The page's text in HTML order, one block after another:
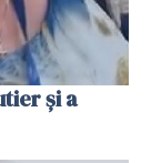
și a